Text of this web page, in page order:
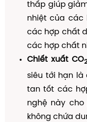
thấp giúp
nhiệt của các
các hợp chất
các hợp chất
Chiết xuất CO2
siêu tới hạn là
tan tốt các
nghệ này
không chứa